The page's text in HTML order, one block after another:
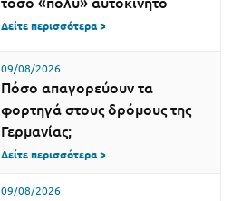
Δείτε περισσότερα >
09/08/2026
Πόσο απαγορεύουν τα
φορτηγά στους δρόμους της
Γερμανίας;
Δείτε περισσότερα >
09/08/2026